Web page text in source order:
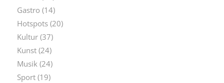
Gastro (14)
Hotspots(20)
Kultur(37)
Kunst(24)
Musik(24)
Sport(19)